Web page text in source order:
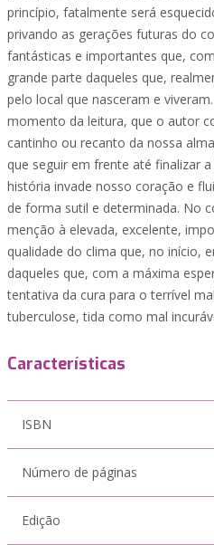
princípio, fatalmente será
privando as gerações futuras do
fantásticas e importantes que,
grande parte daqueles que,
pelo local que nasceram e
momento da leitura, que o autor
cantinho ou recanto da nossa
que seguir em frente até finalizar
história invade nosso coração e
de forma sutil e determinada. No
menção à elevada, excelente,
qualidade do clima que, no início,
daqueles que, com a máxima
tentativa da cura para o terrível
tuberculose, tida como mal
Características
ISBN
Número de páginas
Edição